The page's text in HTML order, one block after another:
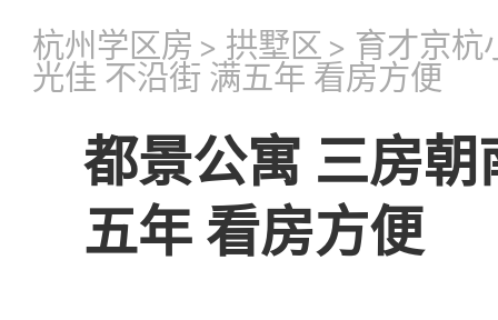
杭州学区房 > 拱墅区 > 育才京杭
光佳 不沿街 满五年 看房方便
都景公寓 三房
五年 看房方便